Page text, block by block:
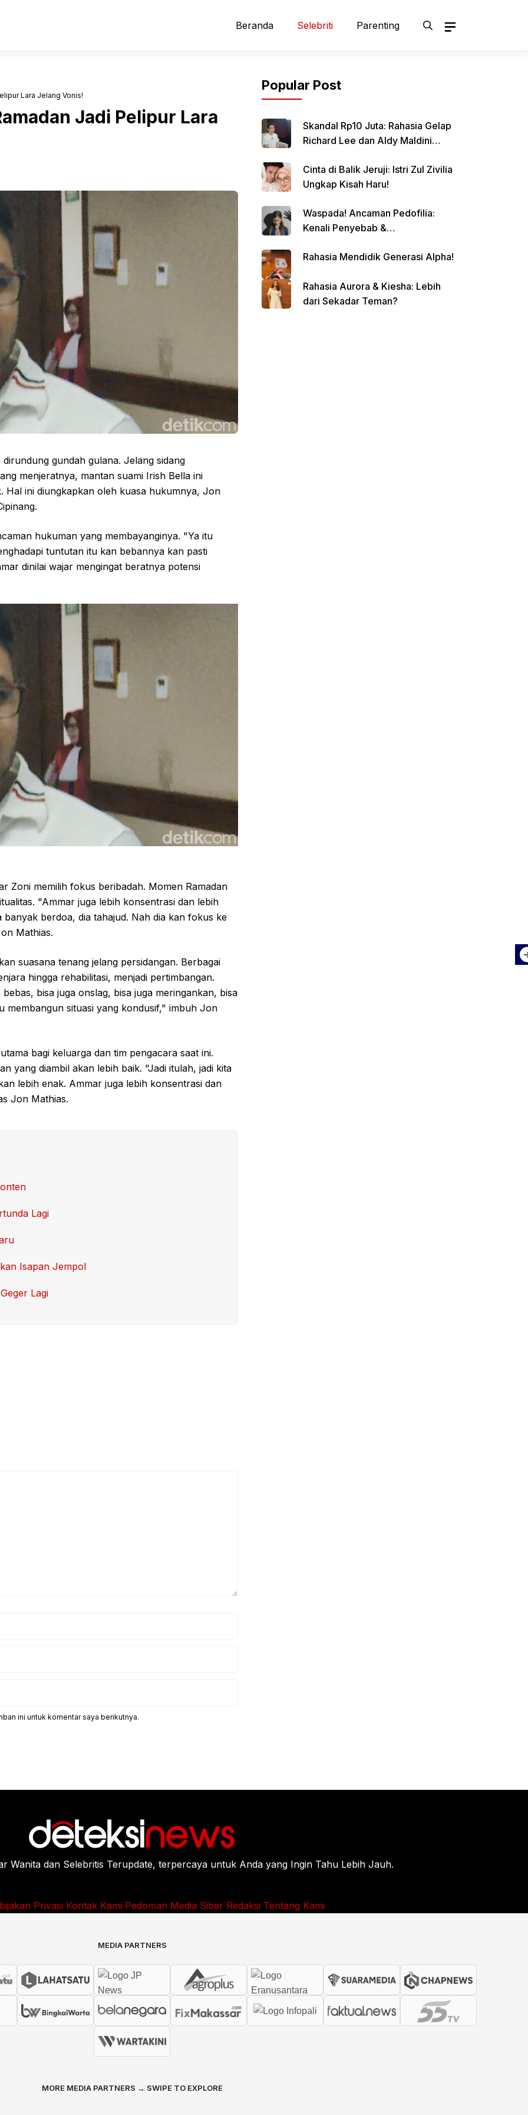
Beranda Selebriti Parenting
Lara Jelang Vonis!
Jadi Pelipur Lara
gundah gulana. Jelang sidang
menjeratnya, mantan suami Irish Bella ini
Hal ini diungkapkan oleh kuasa hukumnya, Jon
hukuman yang membayanginya. "Ya itu
tuntutan itu kan bebannya kan pasti
dinilai wajar mengingat beratnya potensi
Zoni memilih fokus beribadah. Momen Ramadan
"Ammar juga lebih konsentrasi dan lebih
berdoa, dia tahajud. Nah dia kan fokus ke
Mathias.
suasana tenang jelang persidangan. Berbagai
hingga rehabilitasi, menjadi pertimbangan.
bisa juga onslag, bisa juga meringankan, bisa
membangun situasi yang kondusif," imbuh Jon
bagi keluarga dan tim pengacara saat ini.
yang diambil akan lebih baik. "Jadi itulah, jadi kita
lebih enak. Ammar juga lebih konsentrasi dan
Jon Mathias.
Lagi
Isapan Jempol
Lagi
ini untuk komentar saya berikutnya.
Popular Post
Skandal Rp10 Juta: Rahasia Gelap
Richard Lee dan Aldy Maldini
Cinta di Balik Jeruji: Istri Zul Zivilia
Ungkap Kisah Haru!
Waspada! Ancaman Pedofilia:
Kenali Penyebab &
Rahasia Mendidik Generasi Alpha!
Rahasia Aurora & Kiesha: Lebih
dari Sekadar Teman?
Wanita dan Selebritis Terupdate, terpercaya untuk Anda yang Ingin Tahu Lebih Jauh.
Privasi Kontak Kami Pedoman Media Siber Redaksi Tentang Kami
MEDIA PARTNERS
MORE MEDIA PARTNERS → SWIPE TO EXPLORE